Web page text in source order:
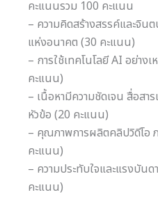
คะแนนรวม 100 คะแนน
– ความคิดสร้างสรรค์และจิน
แห่งอนาคต (30 คะแนน)
– การใช้เทคโนโลยี AI อย่าง
คะแนน)
– เนื้อหามีความชัดเจน สื่อสา
หัวข้อ (20 คะแนน)
– คุณภาพการผลิตคลิปวิดีโอ
คะแนน)
– ความประทับใจและแรงบัน
คะแนน)